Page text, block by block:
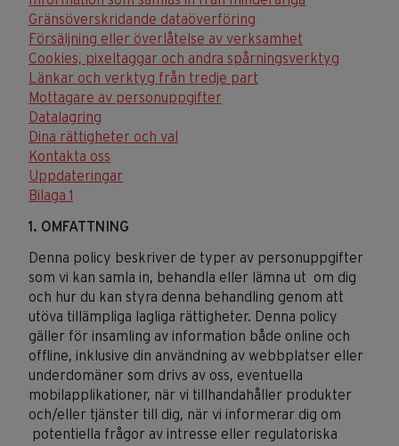
Gränsöverskridande dataöverföring
Försäljning eller överlåtelse av verksamhet
Cookies, pixeltaggar och andra spårningsverktyg
Länkar och verktyg från tredje part
Mottagare av personuppgifter
Datalagring
Dina rättigheter och val
Kontakta oss
Uppdateringar
Bilaga 1
1. OMFATTNING
Denna policy beskriver de typer av personuppgifter
som vi kan samla in, behandla eller lämna ut om dig
och hur du kan styra denna behandling genom att
utöva tillämpliga lagliga rättigheter. Denna policy
gäller för insamling av information både online och
offline, inklusive din användning av webbplatser eller
underdomäner som drivs av oss, eventuella
mobilapplikationer, när vi tillhandahåller produkter
och/eller tjänster till dig, när vi informerar dig om
potentiella frågor av intresse eller regulatoriska